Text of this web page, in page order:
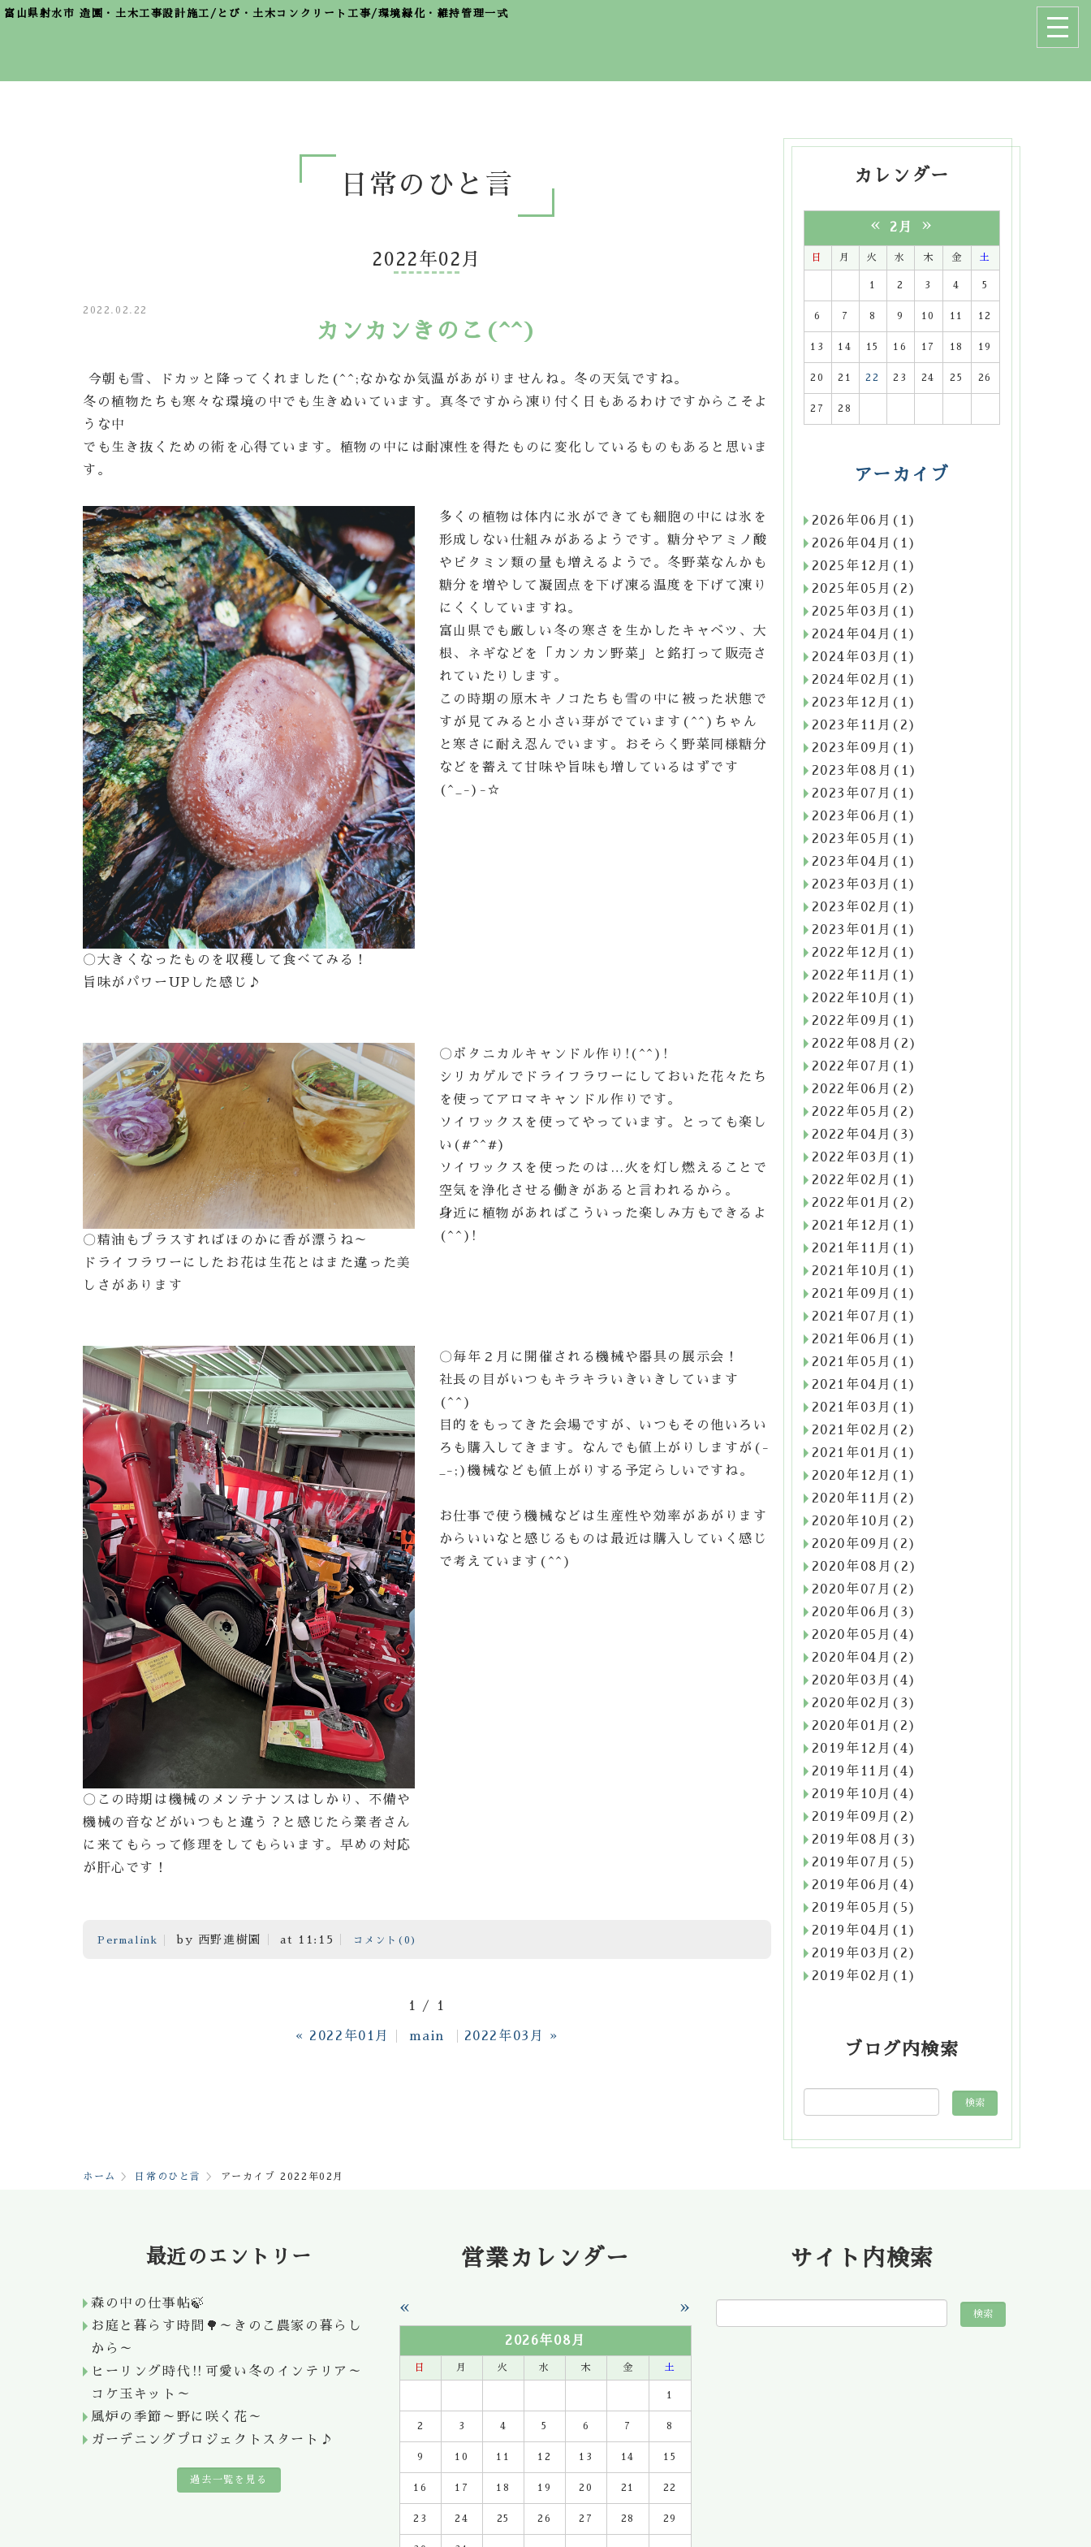
富山県射水市 造園・土木工事設計施工/とび・土木コンクリート工事/環境緑化・維持管理一式
日常のひと言
2022年02月
2022.02.22
カンカンきのこ(^^)
今朝も雪、ドカッと降ってくれました(^^;なかなか気温があがりませんね。冬の天気ですね。
冬の植物たちも寒々な環境の中でも生きぬいています。真冬ですから凍り付く日もあるわけですからこそよ
うな中
でも生き抜くための術を心得ています。植物の中には耐凍性を得たものに変化しているものもあると思いま
す。
〇大きくなったものを収穫して食べてみる！
旨味がパワーUPした感じ♪
多くの植物は体内に氷ができても細胞の中には氷を
形成しない仕組みがあるようです。糖分やアミノ酸
やビタミン類の量も増えるようで。冬野菜なんかも
糖分を増やして凝固点を下げ凍る温度を下げて凍り
にくくしていますね。
富山県でも厳しい冬の寒さを生かしたキャベツ、大
根、ネギなどを「カンカン野菜」と銘打って販売さ
れていたりします。
この時期の原木キノコたちも雪の中に被った状態で
すが見てみると小さい芽がでています(^^)ちゃん
と寒さに耐え忍んでいます。おそらく野菜同様糖分
などを蓄えて甘味や旨味も増しているはずです
(^_-)-☆
〇精油もプラスすればほのかに香が漂うね～
ドライフラワーにしたお花は生花とはまた違った美
しさがあります
〇ボタニカルキャンドル作り!(^^)!
シリカゲルでドライフラワーにしておいた花々たち
を使ってアロマキャンドル作りです。
ソイワックスを使ってやっています。とっても楽し
い(#^^#)
ソイワックスを使ったのは…火を灯し燃えることで
空気を浄化させる働きがあると言われるから。
身近に植物があればこういった楽しみ方もできるよ
(^^)!
〇この時期は機械のメンテナンスはしかり、不備や
機械の音などがいつもと違う？と感じたら業者さん
に来てもらって修理をしてもらいます。早めの対応
が肝心です！
〇毎年２月に開催される機械や器具の展示会！
社長の目がいつもキラキラいきいきしています
(^^)
目的をもってきた会場ですが、いつもその他いろい
ろも購入してきます。なんでも値上がりしますが(-
_-;)機械なども値上がりする予定らしいですね。
お仕事で使う機械などは生産性や効率があがります
からいいなと感じるものは最近は購入していく感じ
で考えています(^^)
Permalink by 西野進樹園 at 11:15 コメント(0)
1 / 1
« 2022年01月 main 2022年03月 »
カレンダー
« 2月 »
日 月 火 水 木 金 土
1 2 3 4 5
6 7 8 9 10 11 12
13 14 15 16 17 18 19
20 21 22 23 24 25 26
27 28
アーカイブ
2026年06月(1)
2026年04月(1)
2025年12月(1)
2025年05月(2)
2025年03月(1)
2024年04月(1)
2024年03月(1)
2024年02月(1)
2023年12月(1)
2023年11月(2)
2023年09月(1)
2023年08月(1)
2023年07月(1)
2023年06月(1)
2023年05月(1)
2023年04月(1)
2023年03月(1)
2023年02月(1)
2023年01月(1)
2022年12月(1)
2022年11月(1)
2022年10月(1)
2022年09月(1)
2022年08月(2)
2022年07月(1)
2022年06月(2)
2022年05月(2)
2022年04月(3)
2022年03月(1)
2022年02月(1)
2022年01月(2)
2021年12月(1)
2021年11月(1)
2021年10月(1)
2021年09月(1)
2021年07月(1)
2021年06月(1)
2021年05月(1)
2021年04月(1)
2021年03月(1)
2021年02月(2)
2021年01月(1)
2020年12月(1)
2020年11月(2)
2020年10月(2)
2020年09月(2)
2020年08月(2)
2020年07月(2)
2020年06月(3)
2020年05月(4)
2020年04月(2)
2020年03月(4)
2020年02月(3)
2020年01月(2)
2019年12月(4)
2019年11月(4)
2019年10月(4)
2019年09月(2)
2019年08月(3)
2019年07月(5)
2019年06月(4)
2019年05月(5)
2019年04月(1)
2019年03月(2)
2019年02月(1)
ブログ内検索
ホーム 日常のひと言 アーカイブ 2022年02月
最近のエントリー
森の中の仕事帖🍃
お庭と暮らす時間🌳～きのこ農家の暮らし
から～
ヒーリング時代‼可愛い冬のインテリア～
コケ玉キット～
風炉の季節～野に咲く花～
ガーデニングプロジェクトスタート♪
過去一覧を見る
営業カレンダー
« »
2026年08月
日 月 火 水 木 金 土
1
2 3 4 5 6 7 8
9 10 11 12 13 14 15
16 17 18 19 20 21 22
23 24 25 26 27 28 29
サイト内検索